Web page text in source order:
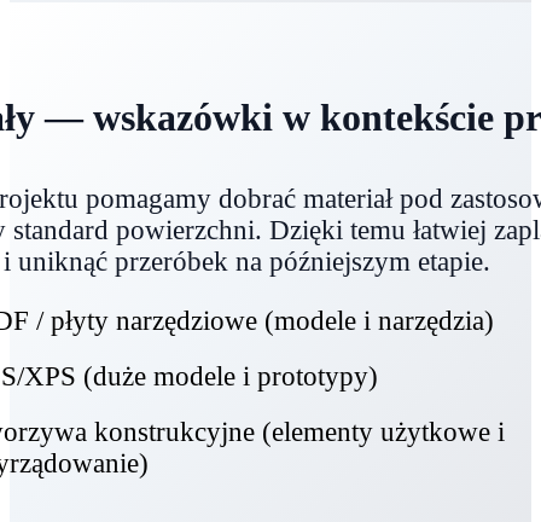
— wskazówki w kontekście
pomagamy dobrać materiał pod
standard powierzchni. Dzięki temu łatwiej
uniknąć przeróbek na późniejszym etapie.
/ płyty narzędziowe (modele i narzędzia)
XPS (duże modele i prototypy)
konstrukcyjne (elementy użytkowe i